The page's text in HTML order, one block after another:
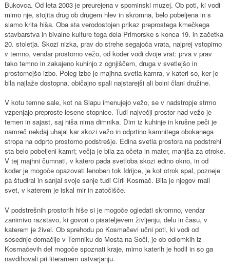
Bukovca. Od leta 2003 je preurejena v spominski muzej. Ob poti, ki vodi
mimo nje, stojita drug ob drugem hlev in skromna, belo pobeljena in s
slamo krita hiša. Oba sta verodostojen prikaz preprostega kmečkega
stavbarstva in bivalne kulture tega dela Primorske s konca 19. in začetka
20. stoletja. Skozi nizka, prav do strehe segajoča vrata, najprej vstopimo
v temno, vendar prostorno vežo, od koder vodi dvoje vrat: prva v prav
tako temno in zakajeno kuhinjo z ognjiščem, druga v svetlejšo in
prostornejšo izbo. Poleg izbe je majhna svetla kamra, v kateri so, ker je
bila najlaže dostopna, običajno spali najstarejši ali bolni člani družine.
V kotu temne sale, kot na Slapu imenujejo vežo, se v nadstropje strmo
vzpenjajo preproste lesene stopnice. Tudi največji prostor nad vežo je
temen in sajast, saj hiša nima dimnika. Dim iz kuhinje in krušne peči je
namreč nekdaj uhajal kar skozi vežo in odprtino kamnitega obokanega
stropa na odprto prostorno podstrešje. Edina svetla prostora na podstrehi
sta belo pobeljeni kamri; večja je bila za očeta in mater, manjša za otroke.
V tej majhni čumnati, v katero pada svetloba skozi edino okno, in od
koder je mogoče opazovati lenoben tok Idrijce, je kot otrok spal, pozneje
pa študiral in sanjal svoje sanje tudi Ciril Kosmač. Bila je njegov mali
svet, v katerem je iskal mir in zatočišče.
V podstrešnih prostorih hiše si je mogoče ogledati skromno, vendar
zanimivo razstavo, ki govori o pisateljevem življenju, delu in času, v
katerem je živel. Ob sprehodu po Kosmačevi učni poti, ki vodi od
sosednje domačije v Temniku do Mosta na Soči, je ob odlomkih iz
Kosmačevih del mogoče spoznati kraje, mimo katerih je hodil in so ga
navdihovali pri literarnem ustvarjanju.